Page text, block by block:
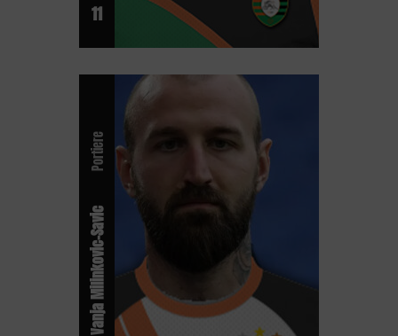
11
Vanja Milinkovic-Savic
Portiere